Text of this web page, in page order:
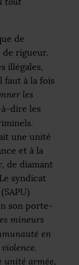
de
de rigueur.
illégales,
faut à la fois
les
à-dire les
une unité
et à la
de diamant
syndicat
SAPU)
son porte-
mineurs
en
unité armée,